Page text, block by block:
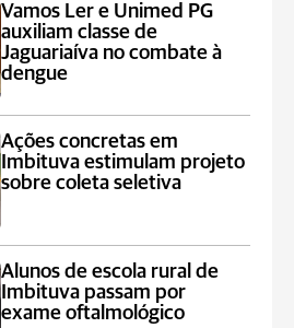
Vamos Ler e Unimed PG
auxiliam classe de
Jaguariaíva no combate à
dengue
Ações concretas em
Imbituva estimulam projeto
sobre coleta seletiva
Alunos de escola rural de
Imbituva passam por
exame oftalmológico